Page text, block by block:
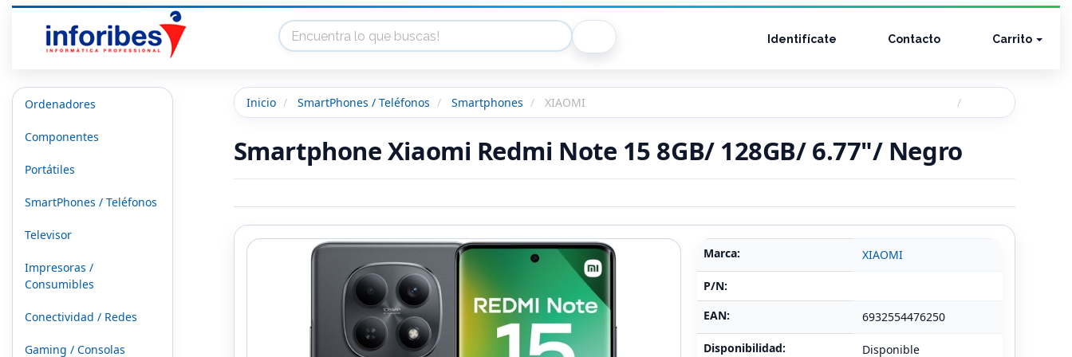
Identifícate Contacto Carrito
Ordenadores
Componentes
Portátiles
SmartPhones / Teléfonos
Televisor
Impresoras /
Consumibles
Conectividad / Redes
Gaming / Consolas
Inicio SmartPhones / Teléfonos Smartphones XIAOMI
Smartphone Xiaomi Redmi Note 15 8GB/ 128GB/ 6.77"/ Negro
Marca: XIAOMI
P/N:
EAN:
6932554476250
Disponibilidad: Disponible